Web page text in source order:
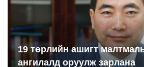
19 төрлийн ашигт
ангилалд оруулж зарлана